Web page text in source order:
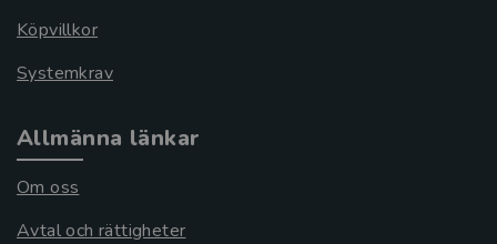
Köpvillkor
Systemkrav
Allmänna länkar
Om oss
Avtal och rättigheter